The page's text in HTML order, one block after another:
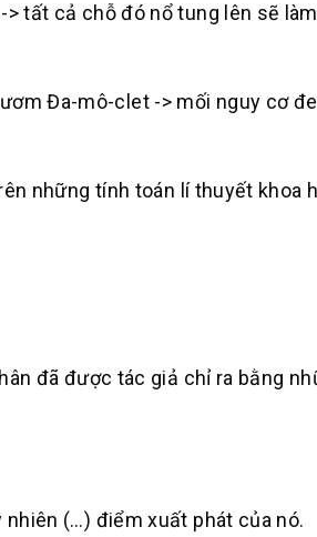
tất cả chỗ đó nổ tung lên sẽ
Đa-mô-clet -> mối nguy cơ
những tính toán lí thuyết khoa
đã được tác giả chỉ ra bằng
(…) điểm xuất phát của nó.